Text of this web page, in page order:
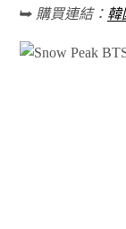
⮩ 購買連結： 韓